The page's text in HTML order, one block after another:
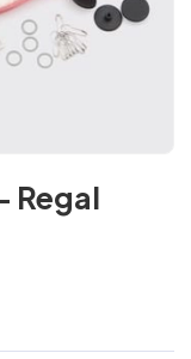
Regal